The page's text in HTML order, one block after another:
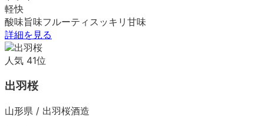
軽快
酸味旨味フルーティ スッキリ 甘味
詳細を見る
人気 41位
出羽桜
山形県 / 出羽桜酒造